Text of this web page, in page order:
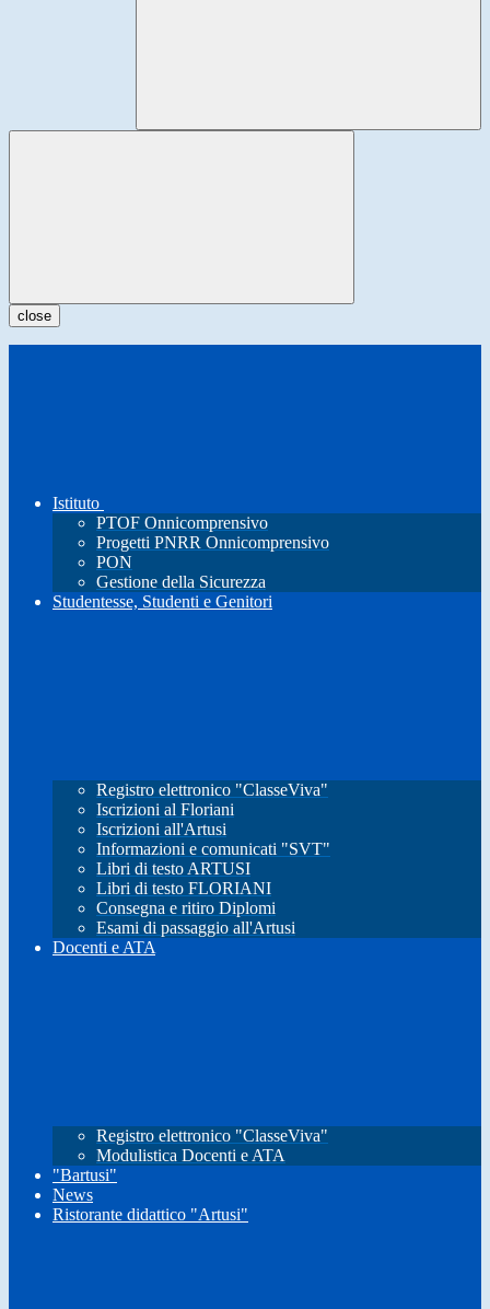
close
Istituto
PTOF Onnicomprensivo
Progetti PNRR Onnicomprensivo
PON
Gestione della Sicurezza
Studentesse, Studenti e Genitori
Registro elettronico "ClasseViva"
Iscrizioni al Floriani
Iscrizioni all'Artusi
Informazioni e comunicati "SVT"
Libri di testo ARTUSI
Libri di testo FLORIANI
Consegna e ritiro Diplomi
Esami di passaggio all'Artusi
Docenti e ATA
Registro elettronico "ClasseViva"
Modulistica Docenti e ATA
"Bartusi"
News
Ristorante didattico "Artusi"